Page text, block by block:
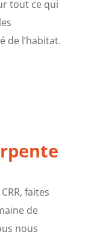
tout ce qui
de l’habitat.
faites
de
nous